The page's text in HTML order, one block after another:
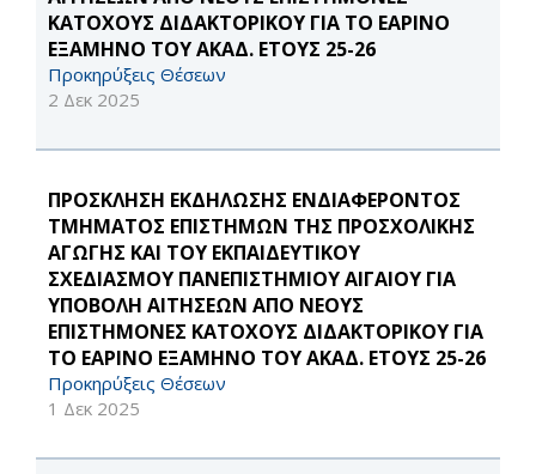
ΚΑΤΟΧΟΥΣ ΔΙΔΑΚΤΟΡΙΚΟΥ ΓΙΑ ΤΟ ΕΑΡΙΝΟ
ΕΞΑΜΗΝΟ ΤΟΥ ΑΚΑΔ. ΕΤΟΥΣ 25-26
Προκηρύξεις Θέσεων
2 Δεκ 2025
ΠΡΟΣΚΛΗΣΗ ΕΚΔΗΛΩΣΗΣ ΕΝΔΙΑΦΕΡΟΝΤΟΣ
ΤΜΗΜΑΤΟΣ ΕΠΙΣΤΗΜΩΝ ΤΗΣ ΠΡΟΣΧΟΛΙΚΗΣ
ΑΓΩΓΗΣ ΚΑΙ ΤΟΥ ΕΚΠΑΙΔΕΥΤΙΚΟΥ
ΣΧΕΔΙΑΣΜΟΥ ΠΑΝΕΠΙΣΤΗΜΙΟΥ ΑΙΓΑΙΟΥ ΓΙΑ
ΥΠΟΒΟΛΗ ΑΙΤΗΣΕΩΝ ΑΠΟ ΝΕΟΥΣ
ΕΠΙΣΤΗΜΟΝΕΣ ΚΑΤΟΧΟΥΣ ΔΙΔΑΚΤΟΡΙΚΟΥ ΓΙΑ
ΤΟ ΕΑΡΙΝΟ ΕΞΑΜΗΝΟ ΤΟΥ ΑΚΑΔ. ΕΤΟΥΣ 25-26
Προκηρύξεις Θέσεων
1 Δεκ 2025